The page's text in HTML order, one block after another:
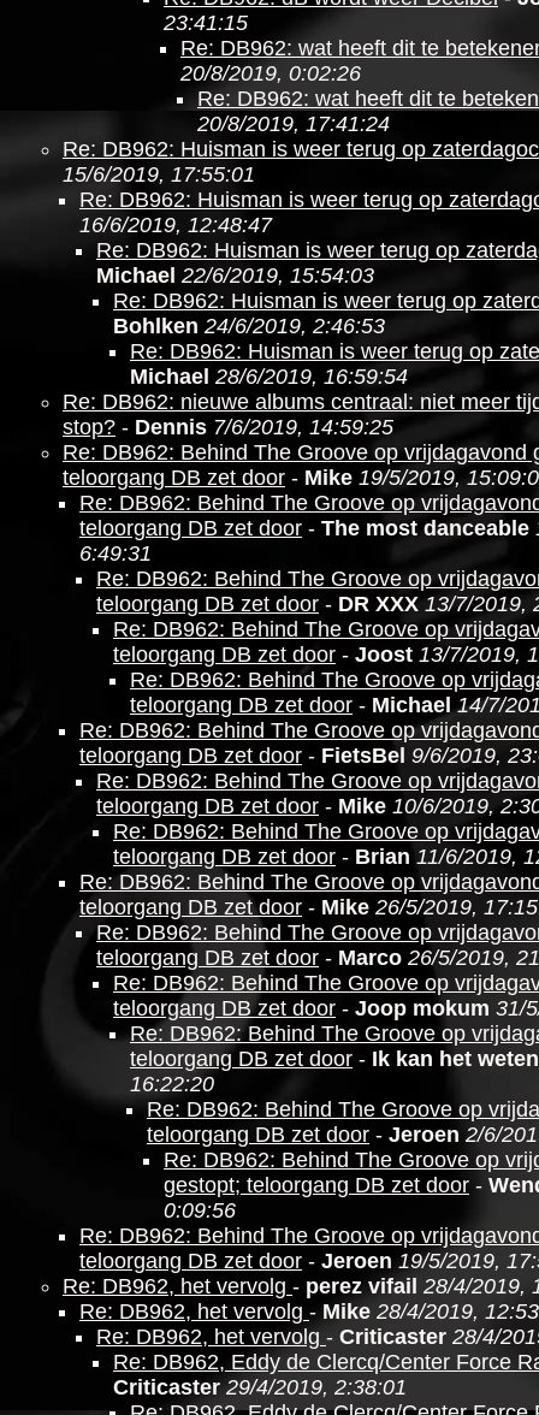
23:41:15
Re: DB962: wat heeft dit te
20/8/2019, 0:02:26
Re: DB962: wat heeft dit te
20/8/2019, 17:41:24
Re: DB962: Huisman is weer terug op
15/6/2019, 17:55:01
Re: DB962: Huisman is weer terug op
16/6/2019, 12:48:47
Re: DB962: Huisman is weer terug op
Michael 22/6/2019, 15:54:03
Re: DB962: Huisman is weer terug op
Bohlken 24/6/2019, 2:46:53
Re: DB962: Huisman is weer terug op
Michael 28/6/2019, 16:59:54
Re: DB962: nieuwe albums centraal: niet meer
stop? - Dennis 7/6/2019, 14:59:25
Re: DB962: Behind The Groove op vrijdagavond
teloorgang DB zet door - Mike 19/5/2019,
Re: DB962: Behind The Groove op
teloorgang DB zet door - The most danceable
6:49:31
Re: DB962: Behind The Groove op
teloorgang DB zet door - DR XXX 13/7/2019,
Re: DB962: Behind The Groove op
teloorgang DB zet door - Joost 13/7/2019,
Re: DB962: Behind The Groove op
teloorgang DB zet door - Michael 14/7/
Re: DB962: Behind The Groove op
teloorgang DB zet door - FietsBel 9/6/2019,
Re: DB962: Behind The Groove op
teloorgang DB zet door - Mike 10/6/2019,
Re: DB962: Behind The Groove op
teloorgang DB zet door - Brian 11/6/2019,
Re: DB962: Behind The Groove op
teloorgang DB zet door - Mike 26/5/2019,
Re: DB962: Behind The Groove op
teloorgang DB zet door - Marco 26/5/2019,
Re: DB962: Behind The Groove op
teloorgang DB zet door - Joop mokum 31/
Re: DB962: Behind The Groove op
teloorgang DB zet door - Ik kan het weten
16:22:20
Re: DB962: Behind The Groove op
teloorgang DB zet door - Jeroen 2/6/
Re: DB962: Behind The Groove op
gestopt; teloorgang DB zet door -
0:09:56
Re: DB962: Behind The Groove op
teloorgang DB zet door - Jeroen 19/5/2019,
Re: DB962, het vervolg - perez vifail 28/4/2019,
Re: DB962, het vervolg - Mike 28/4/2019,
Re: DB962, het vervolg - Criticaster 28/4/
Re: DB962, Eddy de Clercq/Center Force
Criticaster 29/4/2019, 2:38:01